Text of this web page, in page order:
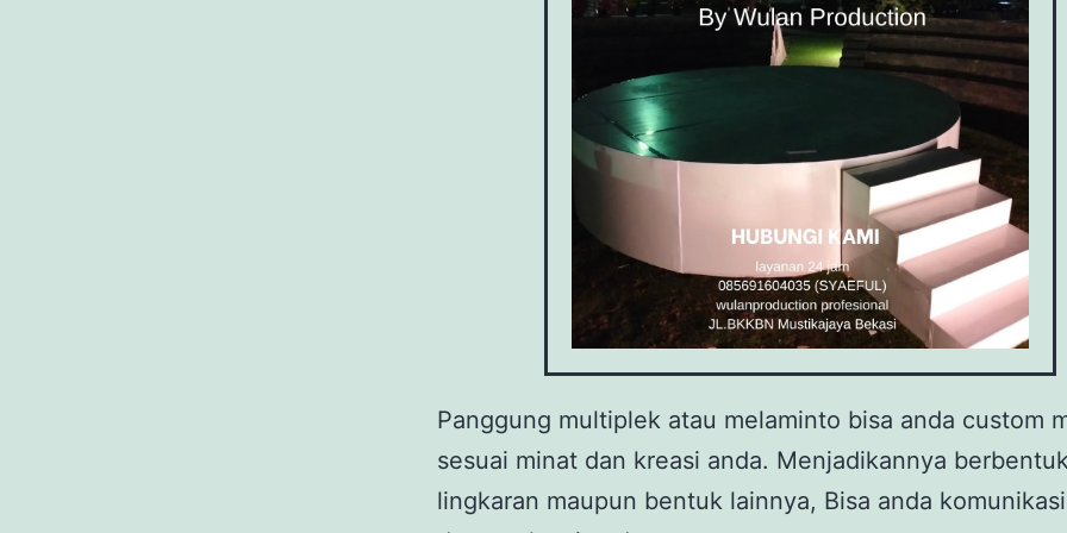
Panggung multiplek atau melaminto bisa anda custom
sesuai minat dan kreasi anda. Menjadikannya berbentuk
lingkaran maupun bentuk lainnya, Bisa anda